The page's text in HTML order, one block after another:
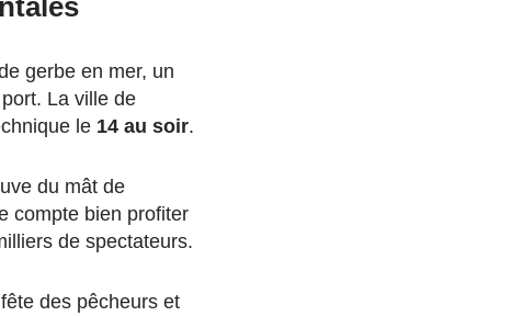
gerbe en mer, un
La ville de
le 14 au soir.
du mât de
compte bien profiter
de spectateurs.
des pêcheurs et